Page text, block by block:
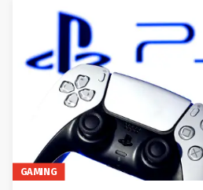
GAMING